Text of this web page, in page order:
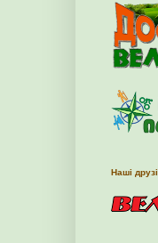
Наші друзі